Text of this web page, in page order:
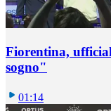
Fiorentina,
sogno"
01:14